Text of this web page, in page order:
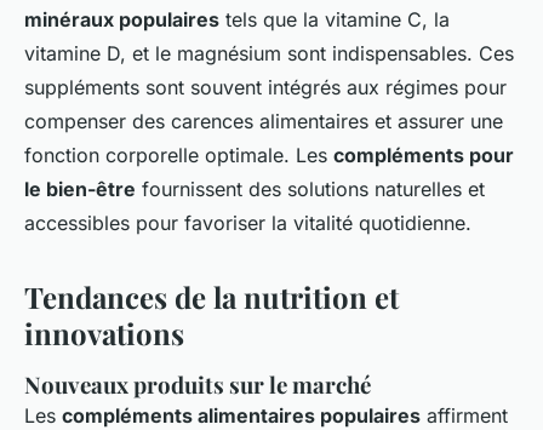
minéraux populaires tels que la vitamine C, la
vitamine D, et le magnésium sont indispensables. Ces
suppléments sont souvent intégrés aux régimes pour
compenser des carences alimentaires et assurer une
fonction corporelle optimale. Les compléments pour
le bien-être fournissent des solutions naturelles et
accessibles pour favoriser la vitalité quotidienne.
Tendances de la nutrition et
innovations
Nouveaux produits sur le marché
Les compléments alimentaires populaires affirment